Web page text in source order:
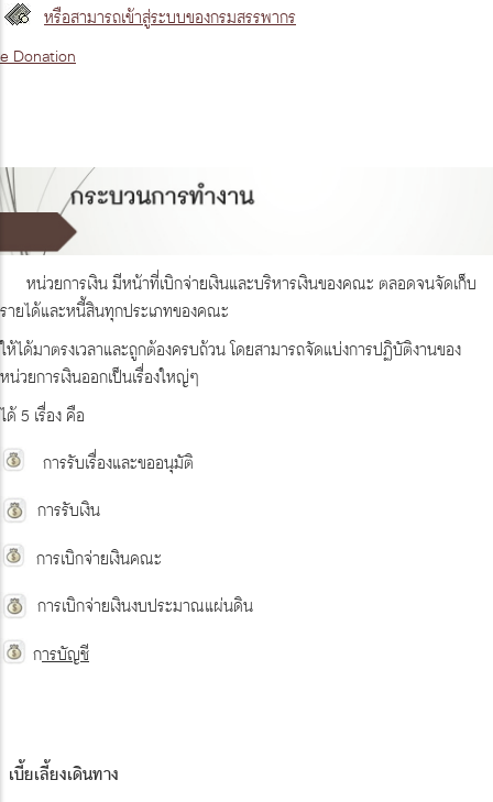
หรือสามารถเข้าสู่ระบบของกรมสรรพากร
e Donation
หน่วยการเงิน มีหน้าที่เบิกจ่ายเงินและบริหารเงินของคณะ ตลอดจนจัดเก็บ
รายได้และหนี้สินทุกประเภทของคณะ
ให้ได้มาตรงเวลาและถูกต้องครบถ้วน โดยสามารถจัดแบ่งการปฏิบัติงานของ
หน่วยการเงินออกเป็นเรื่องใหญ่ๆ
ได้ 5 เรื่อง คือ
การรับเรื่องและขออนุมัติ
การรับเงิน
การเบิกจ่ายเงินคณะ
การเบิกจ่ายเงินงบประมาณแผ่นดิน
การบัญชี
เบี้ยเลี้ยงเดินทาง